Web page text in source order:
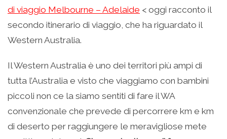
di viaggio Melbourne – Adelaide < oggi racconto il
secondo itinerario di viaggio, che ha riguardato il
Western Australia.
Il Western Australia è uno dei territori più ampi di
tutta l’Australia e visto che viaggiamo con bambini
piccoli non ce la siamo sentiti di fare il WA
convenzionale che prevede di percorrere km e km
di deserto per raggiungere le meravigliose mete